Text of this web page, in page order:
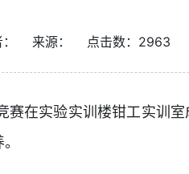
来源： 点击数： 2963
实验实训楼钳工实训室